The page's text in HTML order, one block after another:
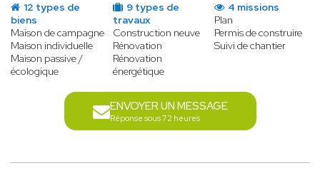
12 types de
biens
Maison de campagne
Maison individuelle
Maison passive /
écologique
9 types de
travaux
Construction neuve
Rénovation
Rénovation
énergétique
4 missions
Plan
Permis de construire
Suivi de chantier
ENVOYER UN MESSAGE
Réponse sous 72 heures